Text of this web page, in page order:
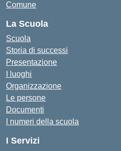
Comune
La Scuola
Scuola
Storia di successi
Presentazione
I luoghi
Organizzazione
Le persone
Documenti
I numeri della scuola
I Servizi